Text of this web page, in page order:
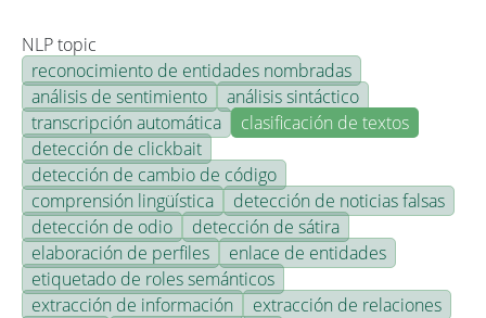
NLP topic
reconocimiento de entidades nombradas
análisis de sentimiento
análisis sintáctico
transcripción automática
clasificación de textos
detección de clickbait
detección de cambio de código
comprensión lingüística
detección de noticias falsas
detección de odio
detección de sátira
elaboración de perfiles
enlace de entidades
etiquetado de roles semánticos
extracción de información
extracción de relaciones